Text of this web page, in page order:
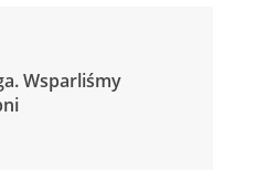
Wsparliśmy